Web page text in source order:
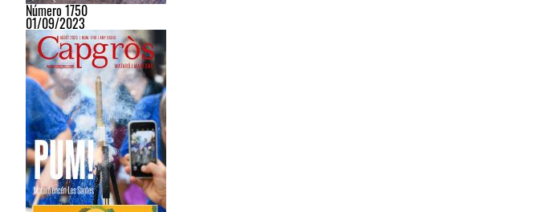
Número 1750
01/09/2023